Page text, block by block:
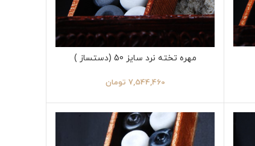
مهره تخته نرد سایز 50 (دستساز )
7,544,460 تومان